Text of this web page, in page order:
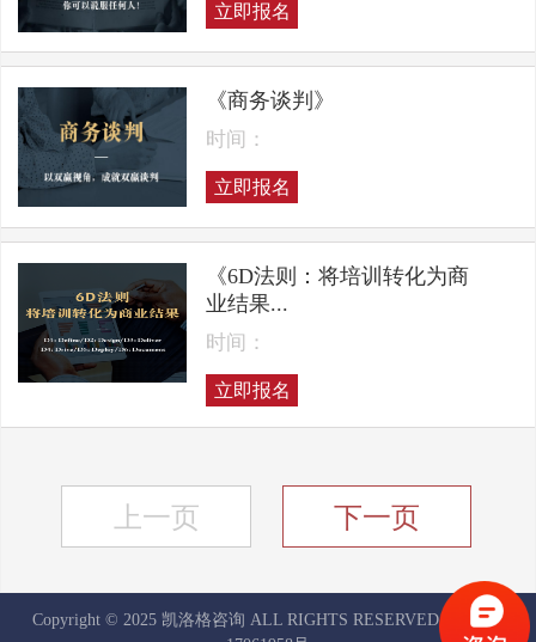
立即报名
《商务谈判》
时间：
立即报名
《6D法则：将培训转化为商
业结果...
时间：
立即报名
上一页 下一页
Copyright © 2025 凯洛格咨询 ALL RIGHTS RESERVED
京ICP备